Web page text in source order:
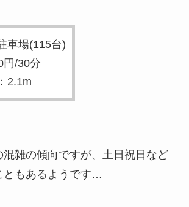
車場(115台)
円/30分
2.1m
雑の傾向ですが、土日祝日など
ともあるようです…